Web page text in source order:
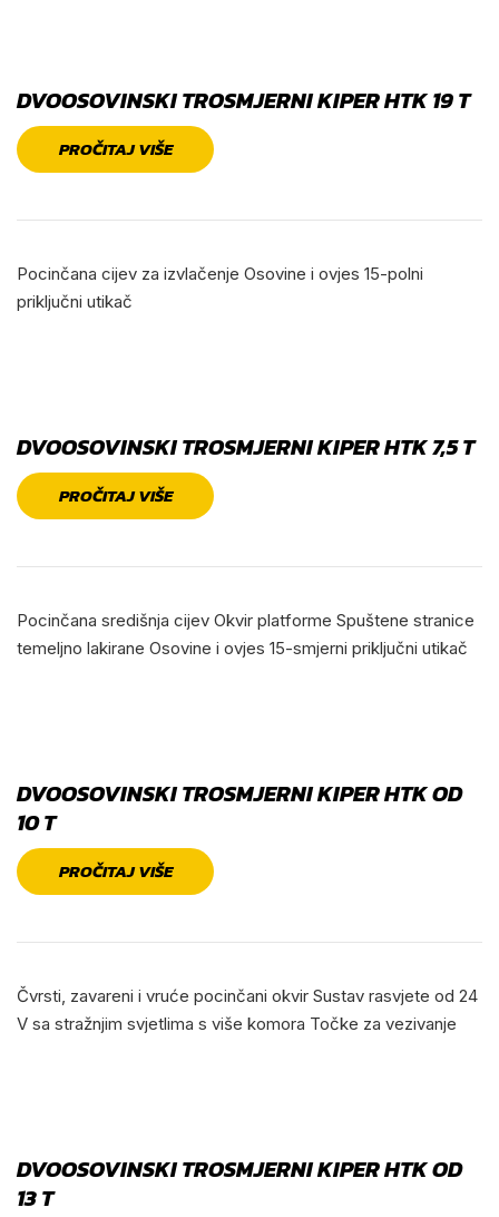
DVOOSOVINSKI TROSMJERNI KIPER HTK 19 T
PROČITAJ VIŠE
Pocinčana cijev za izvlačenje Osovine i ovjes 15-polni
priključni utikač
DVOOSOVINSKI TROSMJERNI KIPER HTK 7,5 T
PROČITAJ VIŠE
Pocinčana središnja cijev Okvir platforme Spuštene stranice
temeljno lakirane Osovine i ovjes 15-smjerni priključni utikač
DVOOSOVINSKI TROSMJERNI KIPER HTK OD
10 T
PROČITAJ VIŠE
Čvrsti, zavareni i vruće pocinčani okvir Sustav rasvjete od 24
V sa stražnjim svjetlima s više komora Točke za vezivanje
DVOOSOVINSKI TROSMJERNI KIPER HTK OD
13 T